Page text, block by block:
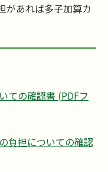
があれば多子加算カ
ての確認書 (PDFフ
負担についての確認